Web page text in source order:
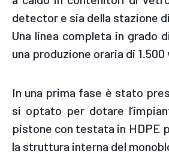
detector e sia della stazione
Una linea completa in grado
una produzione oraria di
In una prima fase è stato
si optato per dotare
pistone con testata in HDPE
la struttura interna del